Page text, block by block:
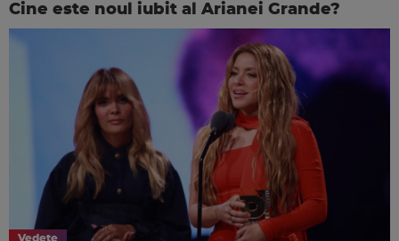
Cine este noul iubit al Arianei Grande?
Vedete